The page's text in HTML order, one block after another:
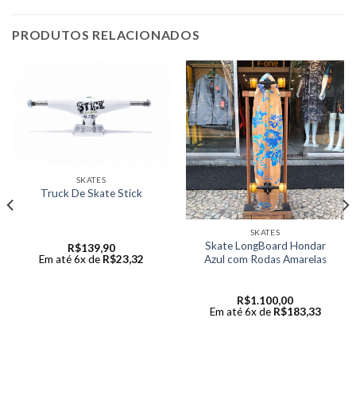
PRODUTOS RELACIONADOS
SKATES
Truck De Skate Stick
R$139,90
Em até 6x de R$23,32
SKATES
Skate LongBoard Hondar
Azul com Rodas Amarelas
R$1.100,00
Em até 6x de R$183,33